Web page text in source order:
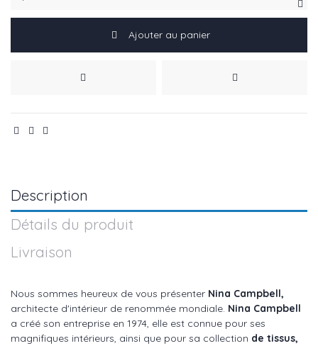
Ajouter au panier
Description
Détails du produit
Livraison
Nous sommes heureux de vous présenter Nina Campbell,
architecte d'intérieur de renommée mondiale. Nina Campbell
a créé son entreprise en 1974, elle est connue pour ses
magnifiques intérieurs, ainsi que pour sa collection de tissus,